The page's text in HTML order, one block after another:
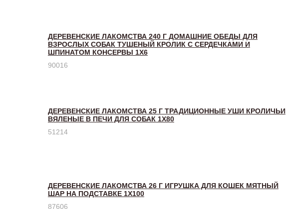
ДЕРЕВЕНСКИЕ ЛАКОМСТВА 240 Г ДОМАШНИЕ ОБЕДЫ ДЛЯ
ВЗРОСЛЫХ СОБАК ТУШЕНЫЙ КРОЛИК С СЕРДЕЧКАМИ И
ШПИНАТОМ КОНСЕРВЫ 1Х6
90016
ДЕРЕВЕНСКИЕ ЛАКОМСТВА 25 Г ТРАДИЦИОННЫЕ УШИ КРОЛИЧЬИ
ВЯЛЕНЫЕ В ПЕЧИ ДЛЯ СОБАК 1Х80
51214
ДЕРЕВЕНСКИЕ ЛАКОМСТВА 26 Г ИГРУШКА ДЛЯ КОШЕК МЯТНЫЙ
ШАР НА ПОДСТАВКЕ 1Х100
87606